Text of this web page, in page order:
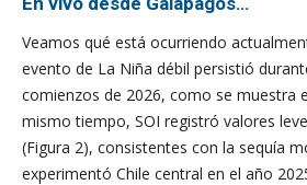
Veamos qué está ocurriendo
evento de La Niña débil persistió
comienzos de 2026, como se muestra
mismo tiempo, SOI registró valores
(Figura 2), consistentes con la sequía
experimentó Chile central en el año